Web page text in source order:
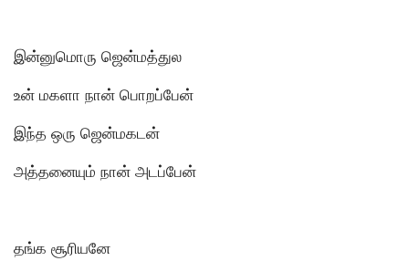
இன்னுமொரு ஜென்மத்துல
உன் மகளா நான் பொறப்பேன்
இந்த ஒரு ஜென்மகடன்
அத்தனையும் நான் அடப்பேன்
தங்க சூரியனே